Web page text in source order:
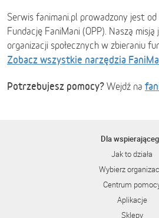
Serwis fanimani.pl prowadzony jest
Fundację FaniMani (OPP). Naszą
organizacji społecznych w zbieraniu
Zobacz wszystkie narzędzia
Potrzebujesz pomocy? Wejdź na
Dla
Jak to działa
Wybierz
Centrum
Aplikacje
Sklepy